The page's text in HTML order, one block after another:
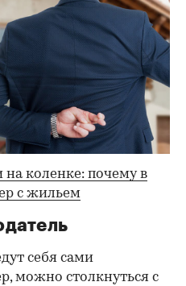
на коленке: почему в
с жильем
себя сами
можно столкнуться с